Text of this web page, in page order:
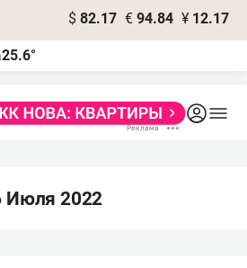
$ 82.17 € 94.84 ¥ 12.17
25.6°
Июля 2022